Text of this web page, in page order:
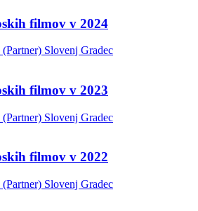
filmov v 2024
Slovenj Gradec
filmov v 2023
Slovenj Gradec
filmov v 2022
Slovenj Gradec